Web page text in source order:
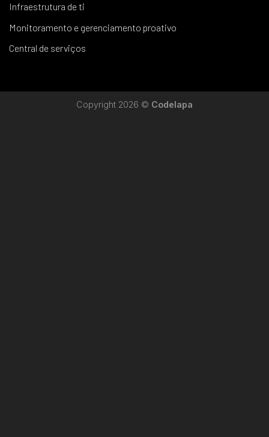
Infraestrutura de ti
Monitoramento e gerenciamento proativo
Central de serviços
Copyright 2026 © Codelapa